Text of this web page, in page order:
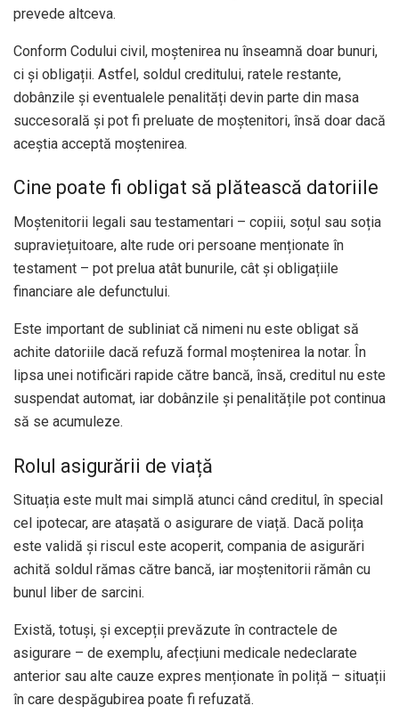
prevede altceva.
Conform Codului civil, moștenirea nu înseamnă doar bunuri,
ci și obligații. Astfel, soldul creditului, ratele restante,
dobânzile și eventualele penalități devin parte din masa
succesorală și pot fi preluate de moștenitori, însă doar dacă
aceștia acceptă moștenirea.
Cine poate fi obligat să plătească datoriile
Moștenitorii legali sau testamentari – copiii, soțul sau soția
supraviețuitoare, alte rude ori persoane menționate în
testament – pot prelua atât bunurile, cât și obligațiile
financiare ale defunctului.
Este important de subliniat că nimeni nu este obligat să
achite datoriile dacă refuză formal moștenirea la notar. În
lipsa unei notificări rapide către bancă, însă, creditul nu este
suspendat automat, iar dobânzile și penalitățile pot continua
să se acumuleze.
Rolul asigurării de viață
Situația este mult mai simplă atunci când creditul, în special
cel ipotecar, are atașată o asigurare de viață. Dacă polița
este validă și riscul este acoperit, compania de asigurări
achită soldul rămas către bancă, iar moștenitorii rămân cu
bunul liber de sarcini.
Există, totuși, și excepții prevăzute în contractele de
asigurare – de exemplu, afecțiuni medicale nedeclarate
anterior sau alte cauze expres menționate în poliță – situații
în care despăgubirea poate fi refuzată.